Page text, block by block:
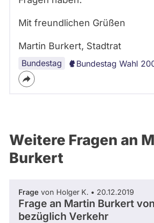
Mit freundlichen Grüßen
Martin Burkert, Stadtrat
Bundestag Bundestag Wahl
Weitere Fragen an
Burkert
Frage von Holger K. • 20.12.2019
Frage an Martin Burkert von
bezüglich Verkehr